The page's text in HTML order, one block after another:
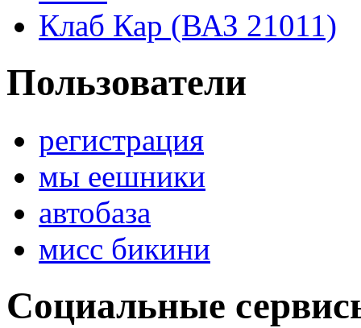
Клаб Кар (ВАЗ 21011)
Пользователи
регистрация
мы еешники
автобаза
мисс бикини
Социальные